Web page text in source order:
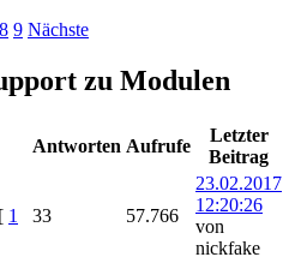
8 9 Nächste
zu Modulen
Antworten Aufrufe
Letzter
Beitrag
[ 1
33 57.766
23.02.2017
12:20:26
von
nickfake